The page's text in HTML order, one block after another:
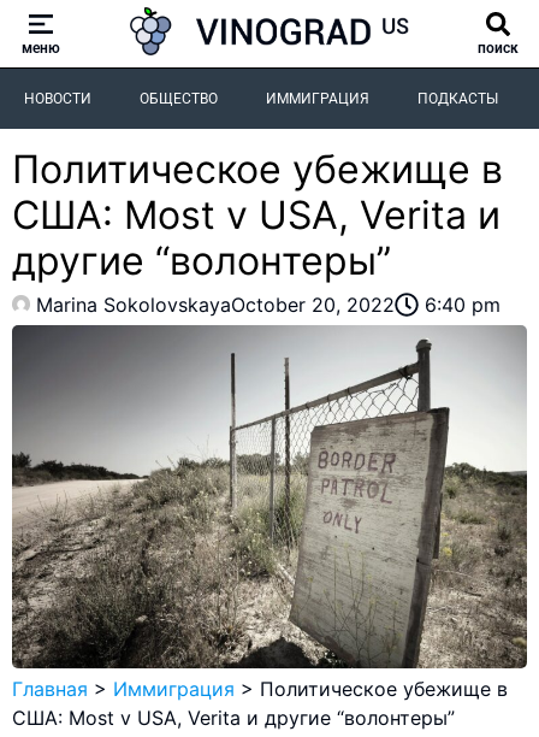
меню поиск
НОВОСТИ ОБЩЕСТВО ИММИГРАЦИЯ ПОДКАСТЫ
Политическое убежище в
США: Most v USA, Verita и
другие “волонтеры”
Marina SokolovskayaOctober 20, 2022 6:40 pm
Главная > Иммиграция > Политическое убежище в
США: Most v USA, Verita и другие “волонтеры”